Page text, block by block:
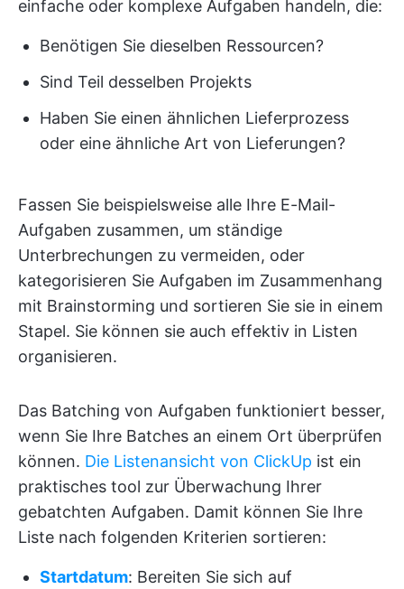
einfache oder komplexe Aufgaben handeln, die:
Benötigen Sie dieselben Ressourcen?
Sind Teil desselben Projekts
Haben Sie einen ähnlichen Lieferprozess
oder eine ähnliche Art von Lieferungen?
Fassen Sie beispielsweise alle Ihre E-Mail-
Aufgaben zusammen, um ständige
Unterbrechungen zu vermeiden, oder
kategorisieren Sie Aufgaben im Zusammenhang
mit Brainstorming und sortieren Sie sie in einem
Stapel. Sie können sie auch effektiv in Listen
organisieren.
Das Batching von Aufgaben funktioniert besser,
wenn Sie Ihre Batches an einem Ort überprüfen
können. Die Listenansicht von ClickUp ist ein
praktisches tool zur Überwachung Ihrer
gebatchten Aufgaben. Damit können Sie Ihre
Liste nach folgenden Kriterien sortieren:
Startdatum: Bereiten Sie sich auf